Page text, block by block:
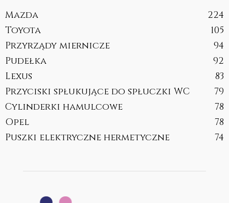
Mazda
224
Toyota
105
Przyrządy miernicze
94
Pudełka
92
Lexus
83
Przyciski spłukujące do spłuczki WC
79
Cylinderki hamulcowe
78
Opel
78
Puszki elektryczne hermetyczne
74